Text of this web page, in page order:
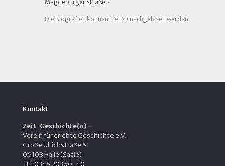
Magdeburger Straße 7
Die Biografien können hier >> nachgelesen werden.
Kontakt
Zeit-Geschichte(n) –
Verein für erlebte Geschichte e.V.
Große Ulrichstraße 51
06108 Halle (Saale)
TEL 0345 20360-40